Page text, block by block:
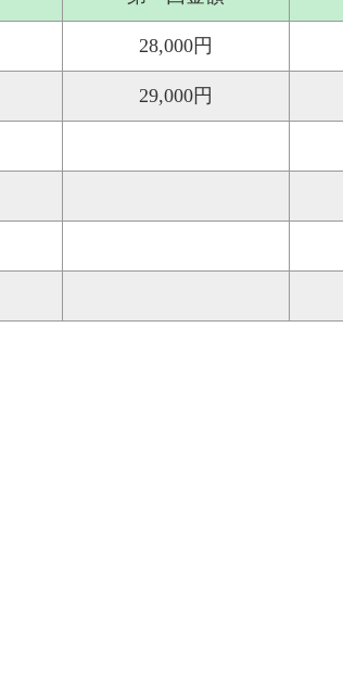
28,000円
29,000円